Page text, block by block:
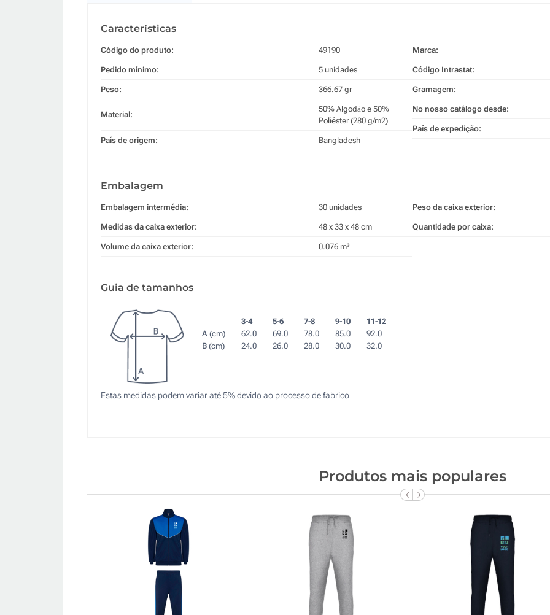
Características
Código do produto: 49190
Pedido mínimo: 5 unidades
Peso: 366.67 gr
Material:
50% Algodăo e 50%
Poliéster (280 g/m2)
País de origem: Bangladesh
Marca:
Código Intrastat:
Gramagem:
No nosso catálogo desde:
País de expedição:
Embalagem
Embalagem intermédia: 30 unidades
Medidas da caixa exterior: 48 x 33 x 48 cm
Volume da caixa exterior: 0.076 m³
Peso da caixa exterior:
Quantidade por caixa:
Guia de tamanhos
3-4 5-6 7-8 9-10
11-12
A (cm) 62.0 69.0 78.0 85.0
92.0
B (cm) 24.0 26.0 28.0 30.0 32.0
Estas medidas podem variar até 5% devido ao processo de fabrico
Produtos mais populares